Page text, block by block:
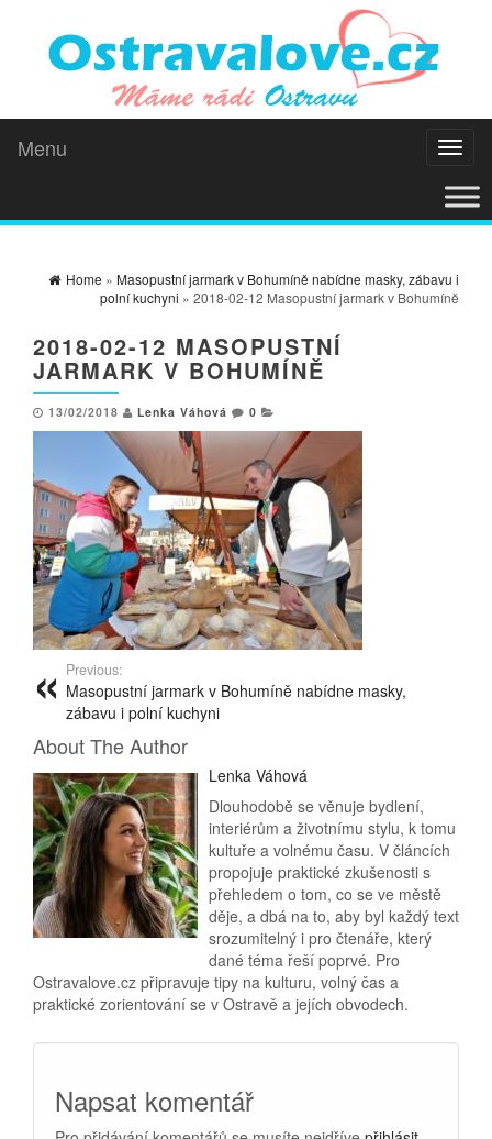
Menu
Home » Masopustní jarmark v Bohumíně nabídne masky, zábavu i
polní kuchyni » 2018-02-12 Masopustní jarmark v Bohumíně
2018-02-12 MASOPUSTNÍ
JARMARK V BOHUMÍNĚ
13/02/2018 Lenka Váhová 0
Previous:
Masopustní jarmark v Bohumíně nabídne masky,
zábavu i polní kuchyni
About The Author
Lenka Váhová
Dlouhodobě se věnuje bydlení,
interiérům a životnímu stylu, k tomu
kultuře a volnému času. V článcích
propojuje praktické zkušenosti s
přehledem o tom, co se ve městě
děje, a dbá na to, aby byl každý text
srozumitelný i pro čtenáře, který
dané téma řeší poprvé. Pro
Ostravalove.cz připravuje tipy na kulturu, volný čas a
praktické zorientování se v Ostravě a jejích obvodech.
Napsat komentář